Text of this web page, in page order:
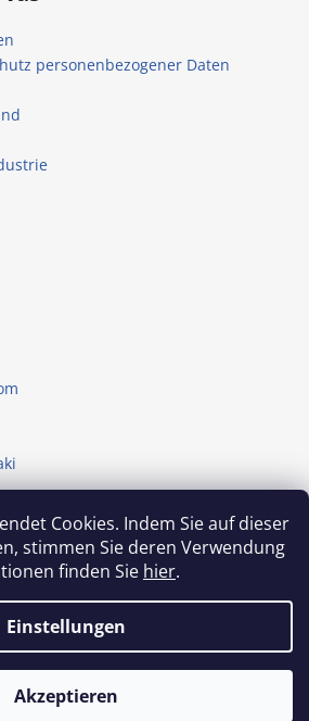
Cookies. Indem Sie auf dieser
stimmen Sie deren Verwendung
finden Sie hier.
Einstellungen
Akzeptieren
t
personenbezogener Daten
Kolomaki. Alle Rechte vorbehalten.